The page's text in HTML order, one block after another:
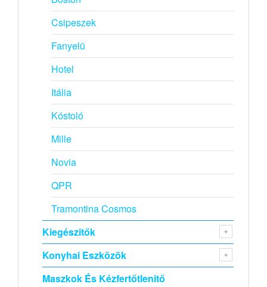
Csipeszek
Fanyelü
Hotel
Itália
Kóstoló
Mille
Novia
QPR
Tramontina Cosmos
Kiegészitők
Konyhai Eszközök
Maszkok És Kézfertőtlenitő